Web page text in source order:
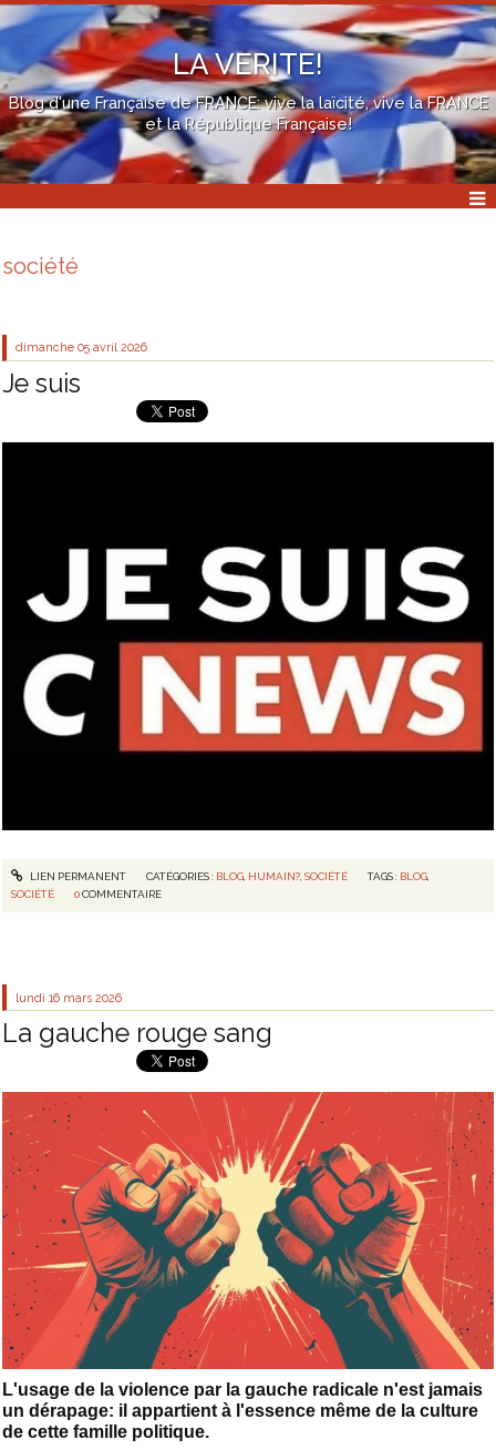
LA VERITE!
Blog d'une Française de FRANCE: vive la laïcité, vive la FRANCE
et la République Française!
société
dimanche 05 avril 2026
Je suis
LIEN PERMANENT CATÉGORIES : BLOG, HUMAIN?, SOCIÉTÉ TAGS : BLOG
SOCIÉTÉ
0 COMMENTAIRE
lundi 16 mars 2026
La gauche rouge sang
L'usage de la violence par la gauche radicale n'est jamais
un dérapage: il appartient à l'essence même de la culture
de cette famille politique.